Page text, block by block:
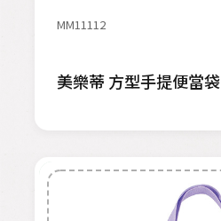
MM11112
美樂蒂 方型手提便當袋